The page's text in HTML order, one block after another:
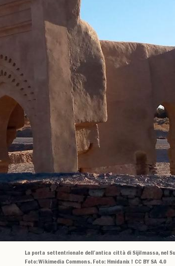
La porta settentrionale dell’antica città di Sijilmassa, nel
Foto: Wikimedia Commons. Foto: Hmidanix ! CC BY SA 4.0